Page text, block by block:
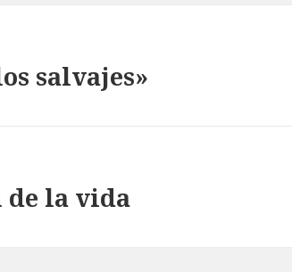
salvajes»
de la vida